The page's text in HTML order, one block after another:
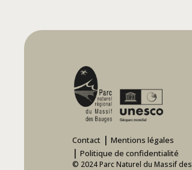
Contact | Mentions légales
| Politique de confidentialité
© 2024 Parc Naturel du Massif des